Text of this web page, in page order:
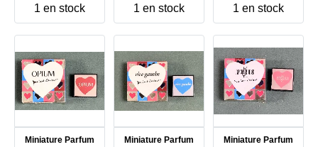
1 en stock 1 en stock 1 en stock
Miniature Parfum
Miniature Parfum
Miniature Parfum